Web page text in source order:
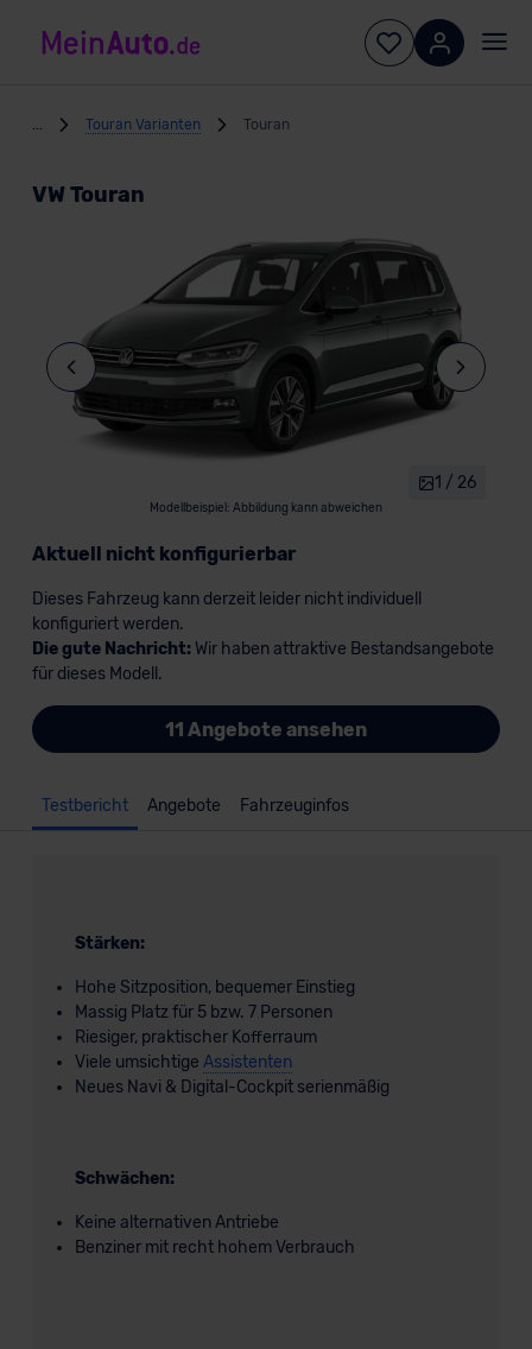
Touran Varianten Touran
VW Touran
Modellbeispiel: Abbildung kann abweichen
1 / 26
Aktuell nicht konfigurierbar
Dieses Fahrzeug kann derzeit leider nicht individuell
konfiguriert werden.
Die gute Nachricht: Wir haben attraktive Bestandsangebote
für dieses Modell.
11 Angebote ansehen
Testbericht Angebote Fahrzeuginfos
Stärken:
Hohe Sitzposition, bequemer Einstieg
Massig Platz für 5 bzw. 7 Personen
Riesiger, praktischer Kofferraum
Viele umsichtige Assistenten
Neues Navi & Digital-Cockpit serienmäßig
Schwächen:
Keine alternativen Antriebe
Benziner mit recht hohem Verbrauch